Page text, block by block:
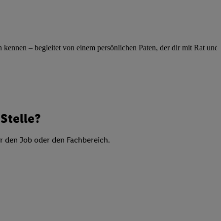
– begleitet von einem persönlichen Paten, der dir mit Rat und
Job oder den Fachbereich.
Quellen,
Analyse
Verwendung
von Profilen